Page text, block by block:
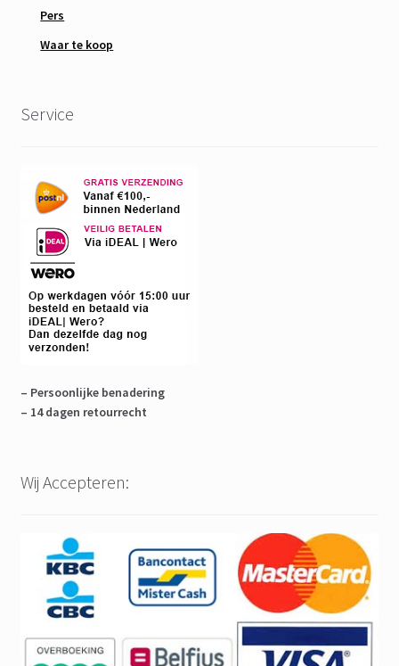
Pers
Waar te koop
Service
– Persoonlijke benadering
– 14 dagen retourrecht
Wij Accepteren: